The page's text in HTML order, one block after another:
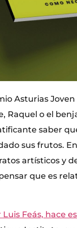
Asturias
Raquel o el
saber
sus frutos.
artísticos y
que es
Feás, hace